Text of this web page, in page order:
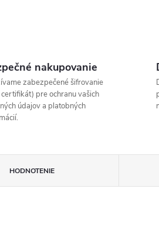
nakupovanie
zabezpečené šifrovanie
certifikát) pre ochranu vašich
údajov a platobných
HODNOTENIE